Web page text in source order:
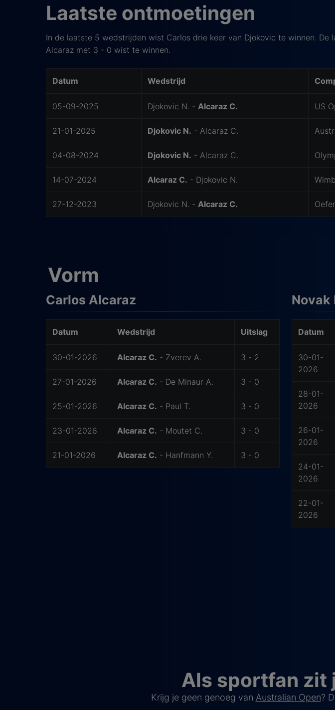
Laatste ontmoetingen
In de laatste 5 wedstrijden wist Carlos drie keer van Djokovic te winnen.
Alcaraz met 3 - 0 wist te winnen.
Datum Wedstrijd
05-09-2025 Djokovic N. - Alcaraz C. US
21-01-2025 Djokovic N. - Alcaraz C.
04-08-2024 Djokovic N. - Alcaraz C.
14-07-2024 Alcaraz C. - Djokovic N.
27-12-2023 Djokovic N. - Alcaraz C.
Vorm
Carlos Alcaraz
Datum Wedstrijd Uitslag
30-01-2026 Alcaraz C. - Zverev A. 3 - 2
27-01-2026 Alcaraz C. - De Minaur A. 3 - 0
25-01-2026 Alcaraz C. - Paul T. 3 - 0
23-01-2026 Alcaraz C. - Moutet C. 3 - 0
21-01-2026 Alcaraz C. - Hanfmann Y. 3 - 0
Novak
Datum
30-01-
2026
28-01-
2026
26-01-
2026
24-01-
2026
22-01-
2026
Als sportfan zit
Krijg je geen genoeg van Australian Open?